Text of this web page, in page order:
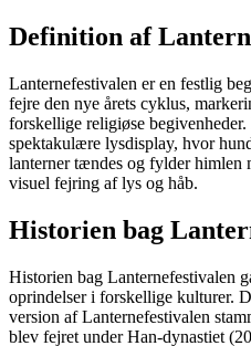
Definition af
Lanternefestivalen er en festlig
fejre den nye årets cyklus,
forskellige religiøse
spektakulære lysdisplay, hvor
lanterner tændes og fylder himlen
visuel fejring af lys og håb.
Historien bag
Historien bag Lanternefestivalen
oprindelser i forskellige kulturer.
version af Lanternefestivalen
blev fejret under Han-dynastiet